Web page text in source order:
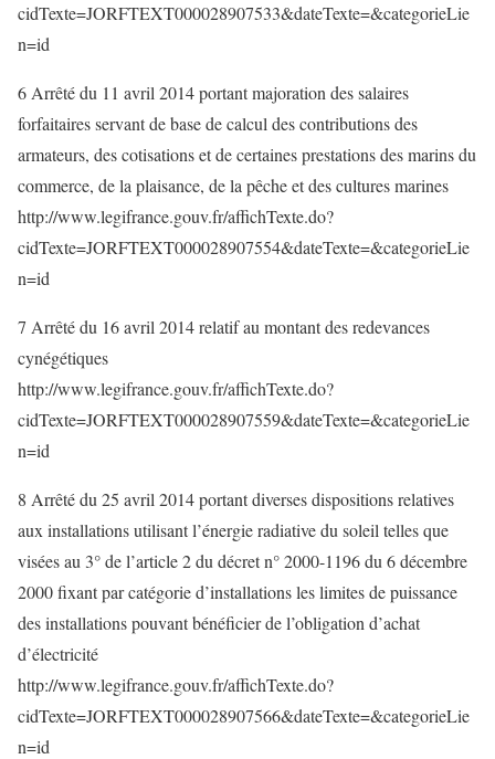
cidTexte=JORFTEXT000028907533&dateTexte=&categorieLie
n=id
6 Arrêté du 11 avril 2014 portant majoration des salaires
forfaitaires servant de base de calcul des contributions des
armateurs, des cotisations et de certaines prestations des marins du
commerce, de la plaisance, de la pêche et des cultures marines
http://www.legifrance.gouv.fr/affichTexte.do?
cidTexte=JORFTEXT000028907554&dateTexte=&categorieLie
n=id
7 Arrêté du 16 avril 2014 relatif au montant des redevances
cynégétiques
http://www.legifrance.gouv.fr/affichTexte.do?
cidTexte=JORFTEXT000028907559&dateTexte=&categorieLie
n=id
8 Arrêté du 25 avril 2014 portant diverses dispositions relatives
aux installations utilisant l’énergie radiative du soleil telles que
visées au 3° de l’article 2 du décret n° 2000-1196 du 6 décembre
2000 fixant par catégorie d’installations les limites de puissance
des installations pouvant bénéficier de l’obligation d’achat
d’électricité
http://www.legifrance.gouv.fr/affichTexte.do?
cidTexte=JORFTEXT000028907566&dateTexte=&categorieLie
n=id